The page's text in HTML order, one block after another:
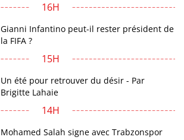
16H
Gianni Infantino peut-il rester président de
la FIFA ?
15H
Un été pour retrouver du désir - Par
Brigitte Lahaie
14H
Mohamed Salah signe avec Trabzonspor